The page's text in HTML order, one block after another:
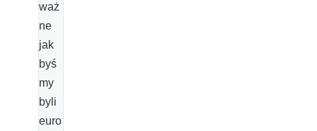
waż
ne
jak
byś
my
byli
euro